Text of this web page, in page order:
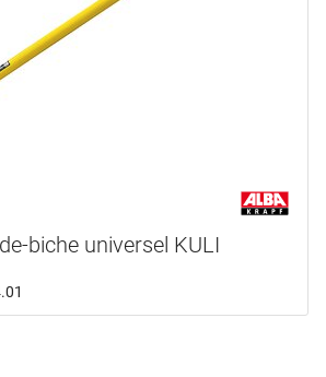
biche universel KULI